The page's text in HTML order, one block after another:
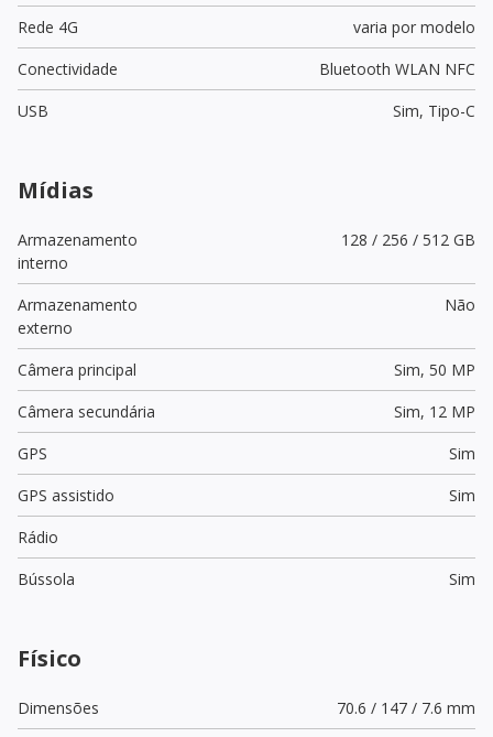
Rede 4G
varia por modelo
Conectividade
Bluetooth WLAN NFC
USB
Sim, Tipo-C
Mídias
Armazenamento
interno
128 / 256 / 512 GB
Armazenamento
externo
Não
Câmera principal Sim, 50 MP
Câmera secundária
Sim, 12 MP
GPS
Sim
GPS assistido
Sim
Rádio
Bússola
Sim
Físico
Dimensões
70.6 / 147 / 7.6 mm